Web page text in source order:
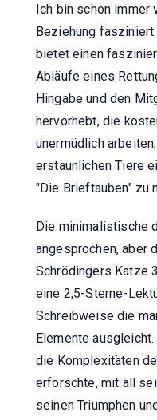
Ich bin schon immer
Beziehung
bietet einen
Abläufe eines
Hingabe und den
hervorhebt, die
unermüdlich
erstaunlichen Tiere
"Die Brieftauben" zu
Die minimalistische
angesprochen, aber
Schrödingers Katze
eine 2,5-Sterne-
Schreibweise die
Elemente
die Komplexitäten
erforschte, mit all
seinen Triumphen